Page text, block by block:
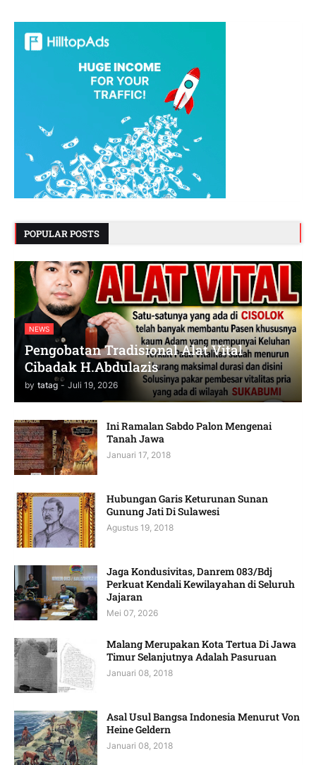
POPULAR POSTS
NEWS
Pengobatan Tradisional Alat Vital
Cibadak H.Abdulazis
by tatag - Juli 19, 2026
Ini Ramalan Sabdo Palon Mengenai
Tanah Jawa
Januari 17, 2018
Hubungan Garis Keturunan Sunan
Gunung Jati Di Sulawesi
Agustus 19, 2018
Jaga Kondusivitas, Danrem 083/Bdj
Perkuat Kendali Kewilayahan di Seluruh
Jajaran
Mei 07, 2026
Malang Merupakan Kota Tertua Di Jawa
Timur Selanjutnya Adalah Pasuruan
Januari 08, 2018
Asal Usul Bangsa Indonesia Menurut Von
Heine Geldern
Januari 08, 2018